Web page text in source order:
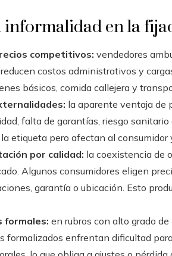
informalidad en la
competitivos: vendedores
costos administrativos y
básicos, comida callejera y
la aparente ventaja de
falta de garantías, riesgo
etiqueta pero afectan al consumidor
por calidad: la coexistencia de
Algunos consumidores eligen
garantía o ubicación. Esto
formales: en rubros con alto grado
formalizados enfrentan dificultad